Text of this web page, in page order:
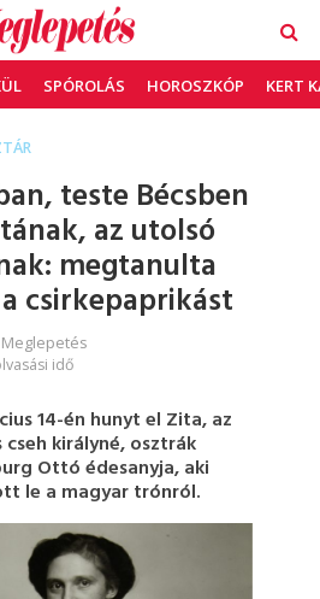
SPÓROLÁS HOROSZKÓP KERT
teste Bécsben
az utolsó
megtanulta
csirkepaprikást
Meglepetés
idő
14-én hunyt el Zita, az
királyné, osztrák
Ottó édesanyja, aki
le a magyar trónról.